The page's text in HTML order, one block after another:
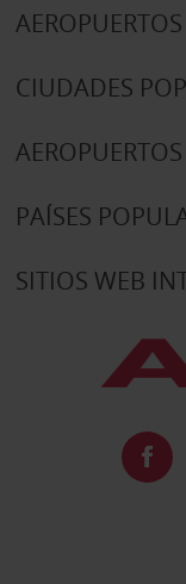
CIUDADES
PAÍSES
SITIOS WEB